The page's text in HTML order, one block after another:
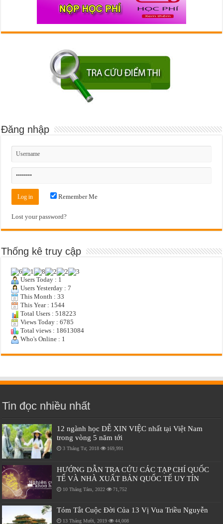
Đăng nhập
Remember Me
Lost your password?
Thống kê truy cập
Users Today : 1
Users Yesterday : 7
This Month : 33
This Year : 1544
Total Users : 518223
Views Today : 6785
Total views : 18613084
Who's Online : 1
Tin đọc nhiều nhất
12 ngành học DỄ XIN VIỆC nhất tại Việt Nam
trong vòng 5 năm tới
3 Tháng Tư, 2018 169,991
HƯỚNG DẪN TRA CỨU CÁC TẠP CHÍ QUỐC
TẾ VÀ NHÀ XUẤT BẢN QUỐC TẾ UY TÍN
10 Tháng Tám, 2022 71,752
Tóm Tắt Cuộc Đời Của 13 Vị Vua Triều Nguyễn
13 Tháng Mười, 2019 44,008